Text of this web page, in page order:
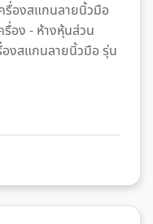
รื่องสแกนลายนิ้วมือ
อง - ห้างหุ้นส่วน
งสแกนลายนิ้วมือ รุ่น